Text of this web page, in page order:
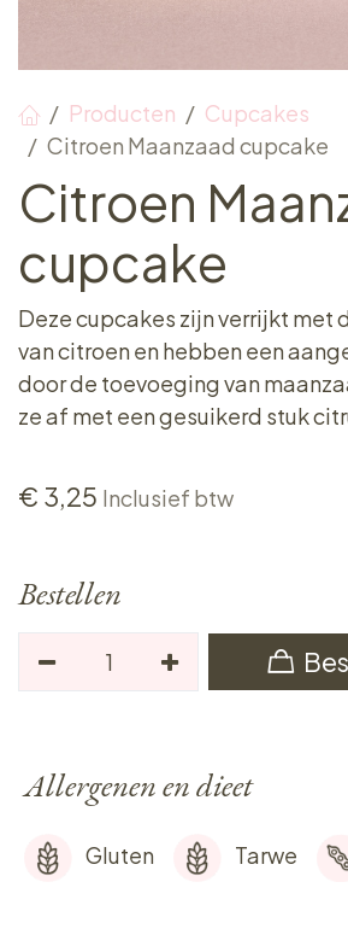
Producten
Cupcakes
Citroen Maanzaad cupcake
Citroen
cupcake
Deze cupcakes zijn verrijkt met
van citroen en hebben een
door de toevoeging van
ze af met een gesuikerd stuk
€ 3,25 Inclusief btw
Bestellen
Allergenen en dieet
Gluten Tarwe